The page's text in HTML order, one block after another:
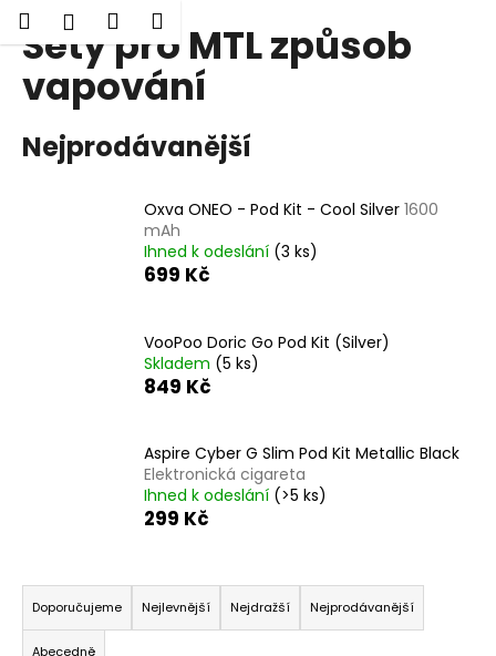
Přejít
obsah
HledatPřihlášení
Nákupní
košík
Sety pro MTL způsob
vapování
Nejprodávanější
Oxva ONEO - Pod Kit - Cool Silver 1600
mAh
Ihned k odeslání (3 ks)
699 Kč
VooPoo Doric Go Pod Kit (Silver)
Skladem (5 ks)
849 Kč
Aspire Cyber G Slim Pod Kit Metallic Black
Elektronická cigareta
Ihned k odeslání (>5 ks)
299 Kč
Ř
a
z
Doporučujeme Nejlevnější Nejdražší Nejprodávanější
Abecedně
o Zpět
Zpět
o
í
t
?